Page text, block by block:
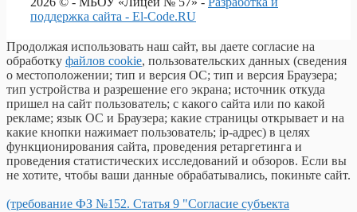
поддержка сайта - El-Code.RU
Продолжая использовать наш сайт, вы даете согласие на
обработку файлов cookie, пользовательских данных (сведения
о местоположении; тип и версия ОС; тип и версия Браузера;
тип устройства и разрешение его экрана; источник откуда
пришел на сайт пользователь; с какого сайта или по какой
рекламе; язык ОС и Браузера; какие страницы открывает и на
какие кнопки нажимает пользователь; ip-адрес) в целях
функционирования сайта, проведения ретаргетинга и
проведения статистических исследований и обзоров. Если вы
не хотите, чтобы ваши данные обрабатывались, покиньте сайт.
(требование ФЗ №152. Статья 9 "Согласие субъекта